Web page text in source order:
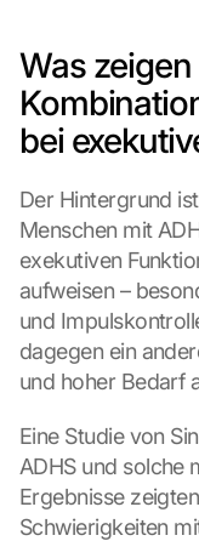
Was
bei
Der Hintergrund
Menschen mit
exekutiven
aufweisen –
und
dagegen ein
und hoher Bedarf
Eine Studie von
ADHS und solche
Ergebnisse
Schwierigkeiten